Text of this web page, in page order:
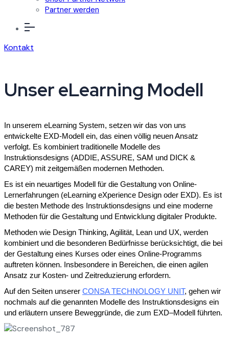
Partner werden
Kontakt
Unser eLearning Modell
In unserem eLearning System, setzen wir das von uns
entwickelte EXD-Modell ein, das einen völlig neuen Ansatz
verfolgt. Es kombiniert traditionelle Modelle des
Instruktionsdesigns (ADDIE, ASSURE, SAM und DICK &
CAREY) mit zeitgemäßen modernen Methoden.
Es ist ein neuartiges Modell für die Gestaltung von Online-
Lernerfahrungen (eLearning eXperience Design oder EXD). Es ist
die besten Methode des Instruktionsdesigns und eine moderne
Methoden für die Gestaltung und Entwicklung digitaler Produkte.
Methoden wie Design Thinking, Agilität, Lean und UX, werden
kombiniert und die besonderen Bedürfnisse berücksichtigt, die bei
der Gestaltung eines Kurses oder eines Online-Programms
auftreten können. Insbesondere in Bereichen, die einen agilen
Ansatz zur Kosten- und Zeitreduzierung erfordern.
Auf den Seiten unserer CONSA TECHNOLOGY UNIT, gehen wir
nochmals auf die genannten Modelle des Instruktionsdesigns ein
und erläutern unsere Beweggründe, die zum EXD–Modell führten.